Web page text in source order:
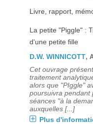
Livre, rapport,
La petite "Piggle" :
d'une petite fille
D.W. WINNICOTT,
Cet ouvrage
traitement
alors que "PIggle"
poursuivra pendant
séances "à la
auxquelles [...]
Plus